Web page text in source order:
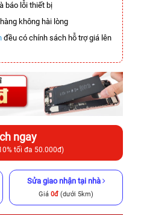
báo lỗi thiết bị
không hài lòng
đều có chính sách hỗ trợ giá lên
ngay
tối đa 50.000đ)
Sửa giao nhận tại nhà
Giá 0đ (dưới 5km)